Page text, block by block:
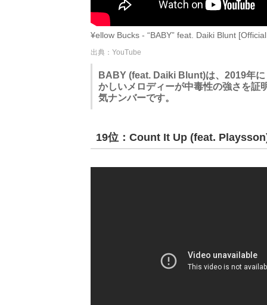
¥ellow Bucks - “BABY” feat. Daiki Blunt
出典：YouTube
BABY (feat. Daiki Blunt)は、2019年
かしいメロディーが中毒性の強さを証
気ナンバーです。
19位：Count It Up (feat.